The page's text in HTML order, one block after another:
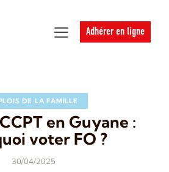
Adhérer en ligne
DE LA FAMILLE
en Guyane :
voter FO ?
30/04/2025